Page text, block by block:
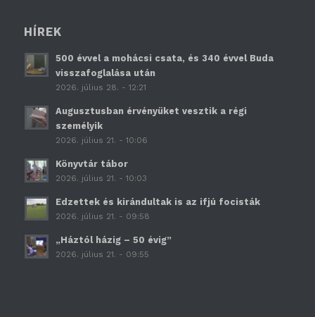
HÍREK
500 évvel a mohácsi csata, és 340 évvel Buda
visszafoglalása után
2026. július 28. - 12:21
Augusztusban érvényüket vesztik a régi
személyik
2026. július 21. - 10:06
Könyvtár tábor
2026. július 21. - 10:03
Edzettek és kirándultak is az ifjú focisták
2026. július 21. - 09:58
„Háztól házig – 50 évig”
2026. július 21. - 09:55